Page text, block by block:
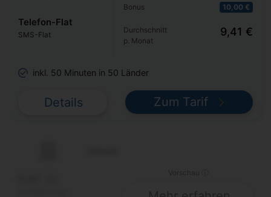
Telefon-Flat
SMS-Flat
Bonus
10,00 €
Durchschnitt
p. Monat
9,41 €
inkl. 50 Minuten in 50 Länder
Details Zum Tarif